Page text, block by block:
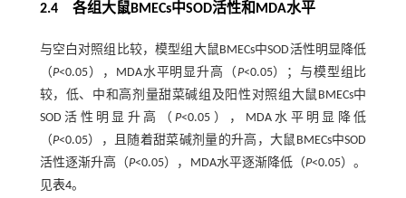
2.4 各组大鼠BMECs中SOD活性和MDA水平
与空白对照组比较，模型组大鼠BMECs中SOD活性明显降低
（P<0.05），MDA水平明显升高（P<0.05）；与模型组比
较，低、中和高剂量甜菜碱组及阳性对照组大鼠BMECs中
SOD活性明显升高（P<0.05），MDA水平明显降低
（P<0.05），且随着甜菜碱剂量的升高，大鼠BMECs中SOD
活性逐渐升高（P<0.05），MDA水平逐渐降低（P<0.05）。
见表4。